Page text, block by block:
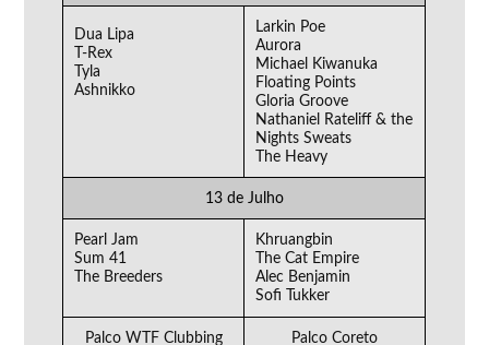
Dua Lipa
T-Rex
Tyla
Ashnikko
Larkin Poe
Aurora
Michael Kiwanuka
Floating Points
Gloria Groove
Nathaniel Rateliff & the
Nights Sweats
The Heavy
13 de Julho
Pearl Jam
Sum 41
The Breeders
Khruangbin
The Cat Empire
Alec Benjamin
Sofi Tukker
Palco WTF Clubbing Palco Coreto